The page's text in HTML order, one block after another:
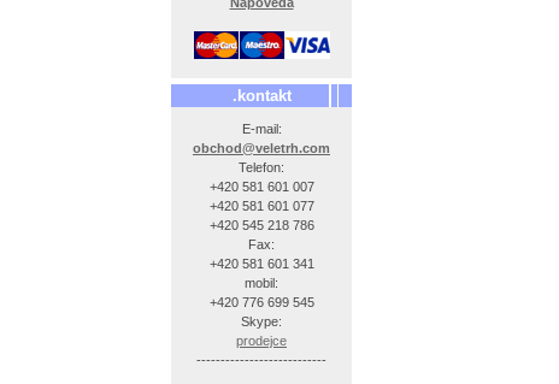
.kontakt
E-mail:
obchod@veletrh.com
Telefon:
+420 581 601 007
+420 581 601 077
+420 545 218 786
Fax:
+420 581 601 341
mobil:
+420 776 699 545
Skype:
prodejce
---------------------------